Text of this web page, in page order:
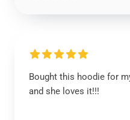
Bought this hoodie for
and she loves it!!!